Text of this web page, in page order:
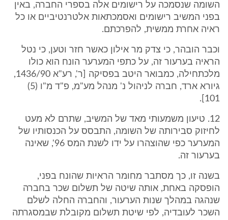
השומה שנסמכה על רישומים אלה בספרי החברה, באין
בפני המשיב רישומים ואסמכתאות אלטרנטיביים או כל
ראיה אחרת ממשית, להפרכתם.
וכבר הובהר, כי צדק מר אילון כאשר חזר וטען, כי נטל
הראיה בערעור זה, על כתפי המערער הונח הוא כולו
מלכתחילה, כמבואר היטב בפסיקה [ר', רע"א 1436/90,
גיורא ארד, חברה לניהול נ' מנהל מע"מ, פ"ד מ"ו (5)
101].
12. טיעון משמעותי מאד של המשיב, שתרם לא מעט
לחיזוק סבירותה של השומה, התבסס על הכנסותיו של
המערער כפי שהוצהרו על ידו לשנת המס 96', שאינה
בערעור זה.
בשנה זו, כך מסתבר מחומר הראיות שהונח בפני,
הופסקה באחת, אותה שיטה של תשלום שכר בחברה
שנהגה במהלך שנות הערעור, והחברה החלה לשלם
השכר לעובדיה, לפי שיטת תשלום מקובלת שבמסגרתה